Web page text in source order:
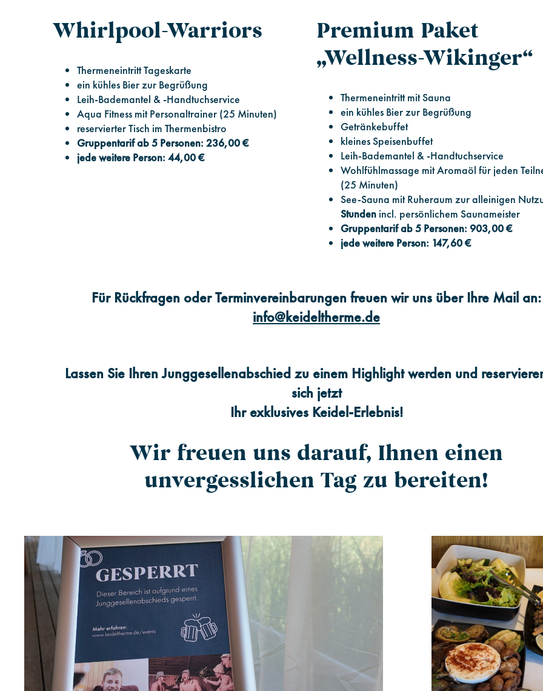
Whirlpool-Warriors
Thermeneintritt Tageskarte
ein kühles Bier zur Begrüßung
Leih-Bademantel & -Handtuchservice
Aqua Fitness mit Personaltrainer (25 Minuten)
reservierter Tisch im Thermenbistro
Gruppentarif ab 5 Personen: 236,00 €
jede weitere Person: 44,00 €
Premium Paket
„Wellness-Wikinger“
Thermeneintritt mit Sauna
ein kühles Bier zur Begrüßung
Getränkebuffet
kleines Speisenbuffet
Leih-Bademantel & -Handtuchservice
Wohlfühlmassage mit Aromaöl für jeden
(25 Minuten)
See-Sauna mit Ruheraum zur alleinigen
Stunden incl. persönlichem Saunameister
Gruppentarif ab 5 Personen: 903,00 €
jede weitere Person: 147,60 €
Für Rückfragen oder Terminvereinbarungen freuen wir uns über Ihre Mail an:
info@keideltherme.de
Lassen Sie Ihren Junggesellenabschied zu einem Highlight werden und
sich jetzt
Ihr exklusives Keidel-Erlebnis!
Wir freuen uns darauf, Ihnen einen
unvergesslichen Tag zu bereiten!